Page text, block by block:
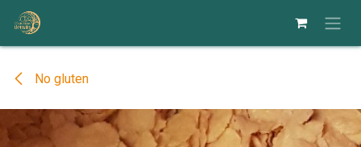
Se rendre au contenu
No gluten